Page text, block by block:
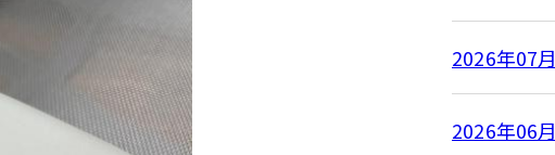
2026年07月
2026年06月